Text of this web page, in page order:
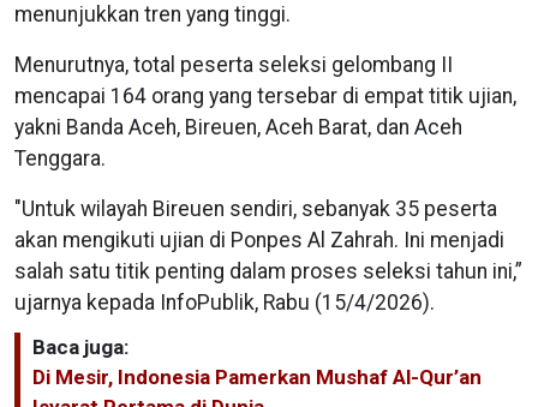
menunjukkan tren yang tinggi.
Menurutnya, total peserta seleksi gelombang II
mencapai 164 orang yang tersebar di empat titik ujian,
yakni Banda Aceh, Bireuen, Aceh Barat, dan Aceh
Tenggara.
"Untuk wilayah Bireuen sendiri, sebanyak 35 peserta
akan mengikuti ujian di Ponpes Al Zahrah. Ini menjadi
salah satu titik penting dalam proses seleksi tahun ini,”
ujarnya kepada InfoPublik, Rabu (15/4/2026).
Baca juga:
Di Mesir, Indonesia Pamerkan Mushaf Al-Qur’an